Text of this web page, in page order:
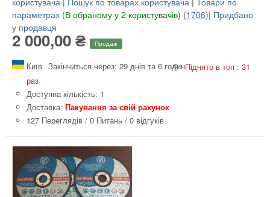
параметрах (В обраному у 2 користувачів) (1706)| Придбано
у продавця
2 000,00 ₴ Продаж
Київ Закінчиться через: 29 днів та 6 годинПіднято в топ : 31
раз
Доступна кількість: 1
Доставка: Пакування за свій рахунок
127 Переглядів / 0 Питань / 0 відгуків